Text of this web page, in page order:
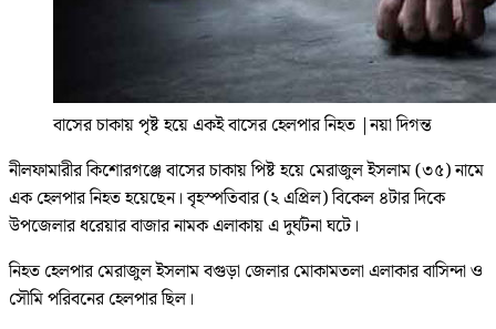
বাসের চাকায় পৃষ্ট হয়ে একই বাসের হেলপার নিহত |নয়া দিগন্ত
নীলফামারীর কিশোরগঞ্জে বাসের চাকায় পিষ্ট হয়ে মেরাজুল ইসলাম (৩৫) নামে
এক হেলপার নিহত হয়েছেন। বৃহস্পতিবার (২ এপ্রিল) বিকেল ৪টার দিকে
উপজেলার ধরেয়ার বাজার নামক এলাকায় এ দুর্ঘটনা ঘটে।
নিহত হেলপার মেরাজুল ইসলাম বগুড়া জেলার মোকামতলা এলাকার বাসিন্দা ও
সৌমি পরিবনের হেলপার ছিল।